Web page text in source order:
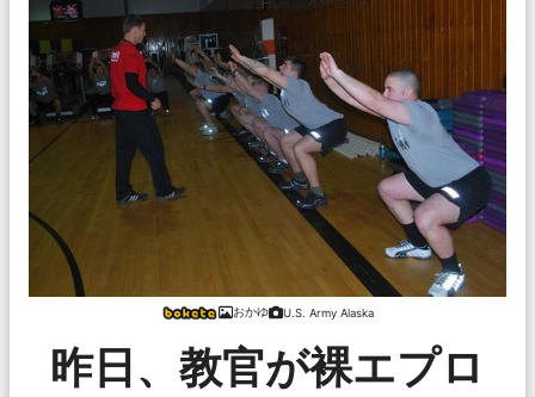
おかゆ U.S. Army Alaska
昨日、教官が裸エプロ